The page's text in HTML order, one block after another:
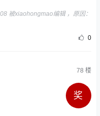
被xiaohongmao编辑 ，原因：
0
78 楼
奖